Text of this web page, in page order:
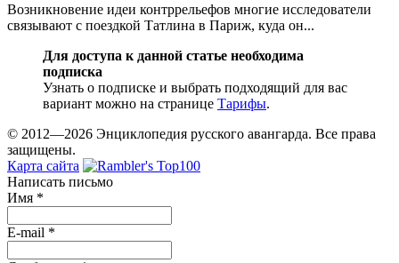
Возникновение идеи контррельефов многие исследователи
связывают с поездкой Татлина в Париж, куда он...
Для доступа к данной статье необходима
подписка
Узнать о подписке и выбрать подходящий для вас
вариант можно на странице Тарифы.
© 2012—2026 Энциклопедия русского авангарда. Все права
защищены.
Карта сайта
Написать письмо
Имя *
E-mail *